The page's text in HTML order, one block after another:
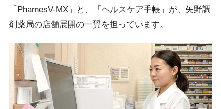
「PharnesV-MX」と、「ヘルスケア手帳」が、矢野調
剤薬局の店舗展開の一翼を担っています。